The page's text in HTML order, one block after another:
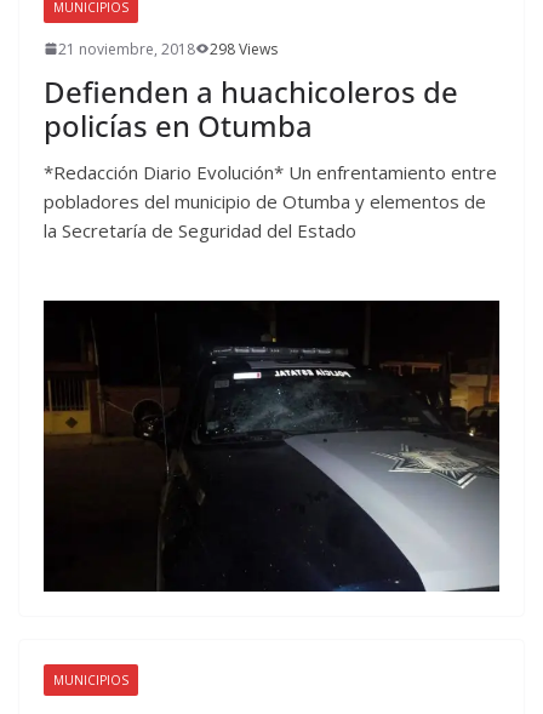
MUNICIPIOS
21 noviembre, 2018 298 Views
Defienden a huachicoleros de
policías en Otumba
*Redacción Diario Evolución* Un enfrentamiento entre
pobladores del municipio de Otumba y elementos de
la Secretaría de Seguridad del Estado
MUNICIPIOS